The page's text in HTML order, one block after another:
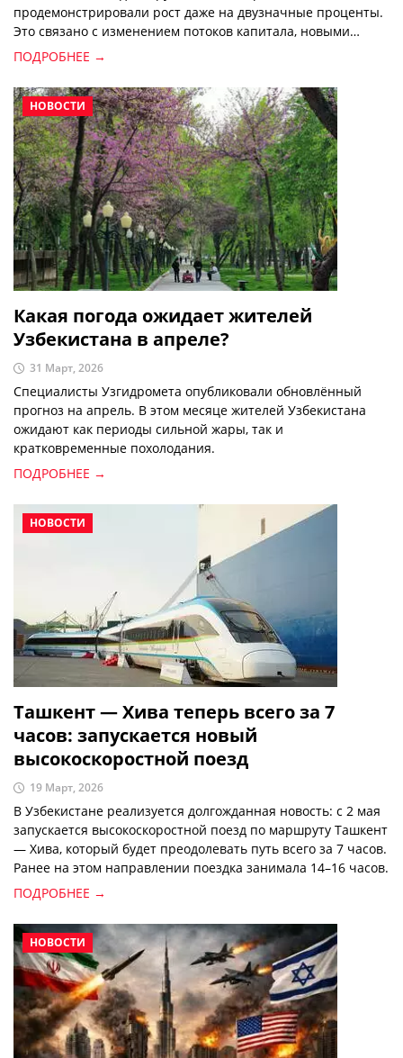
продемонстрировали рост даже на двузначные проценты.
Это связано с изменением потоков капитала, новыми
ожиданиями в области денежно-кредитной политики и
положительными изменениями в экономиках отдельных
стран. Однако не все валюты показывают одинаковые
результаты. Какие валюты укрепляются по отношению к
доллару и почему?
ПОДРОБНЕЕ →
НОВОСТИ
Какая погода ожидает жителей
Узбекистана в апреле?
31 Март, 2026
Специалисты Узгидромета опубликовали обновлённый
прогноз на апрель. В этом месяце жителей Узбекистана
ожидают как периоды сильной жары, так и
кратковременные похолодания.
ПОДРОБНЕЕ →
НОВОСТИ
Ташкент — Хива теперь всего за 7
часов: запускается новый
высокоскоростной поезд
19 Март, 2026
В Узбекистане реализуется долгожданная новость: с 2 мая
запускается высокоскоростной поезд по маршруту Ташкент
— Хива, который будет преодолевать путь всего за 7 часов.
Ранее на этом направлении поездка занимала 14–16 часов.
ПОДРОБНЕЕ →
НОВОСТИ